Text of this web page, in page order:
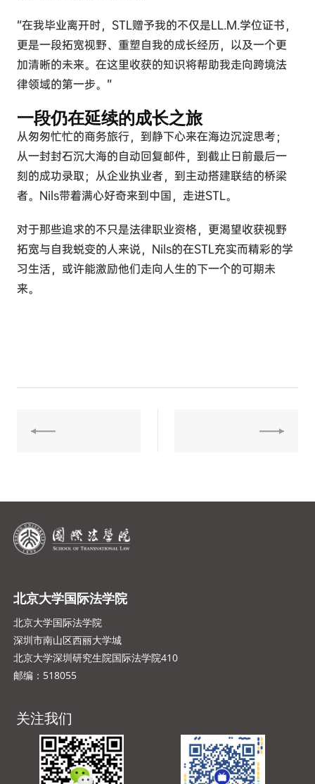
“在我毕业离开时，STL赠予我的不仅是LL.M.学位证书，
更是一段拓宽视野、重塑自我的成长经历，以及一个更
加清晰的未来。在这里收获的知识将帮助我走向跨境法
律领域的第一步。”
一段仍在延续的成长之旅
从匆匆忙忙的商务旅行，到静下心来在海边沉淀思考；
从一封封石沉大海的自动回复邮件，到截止日前最后一
刻的成功录取；从企业执业者，到主动搭建联结的桥梁
者。Nils带着满心好奇来到中国，走进STL。
对于那些追求的不只是法律职业资格，更渴望收获视野
拓宽与自我蜕变的人来说，Nils的在STL充实而精彩的学
习生活，或许能激励他们走向人生的下一个的可期未
来。
北京大学国际法学院
北京大学国际法学院
深圳市南山区西丽大学城
北京大学深圳研究生院国际法学院410
邮编：518055
关注我们